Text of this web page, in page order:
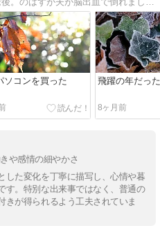
ソコンを買った 飛躍の年だっ
8ヶ月前
や感情の細やかさ
した変化を丁寧に描写し、心情や暮
す。特別な出来事ではなく、普通の
きが得られるよう工夫されていま